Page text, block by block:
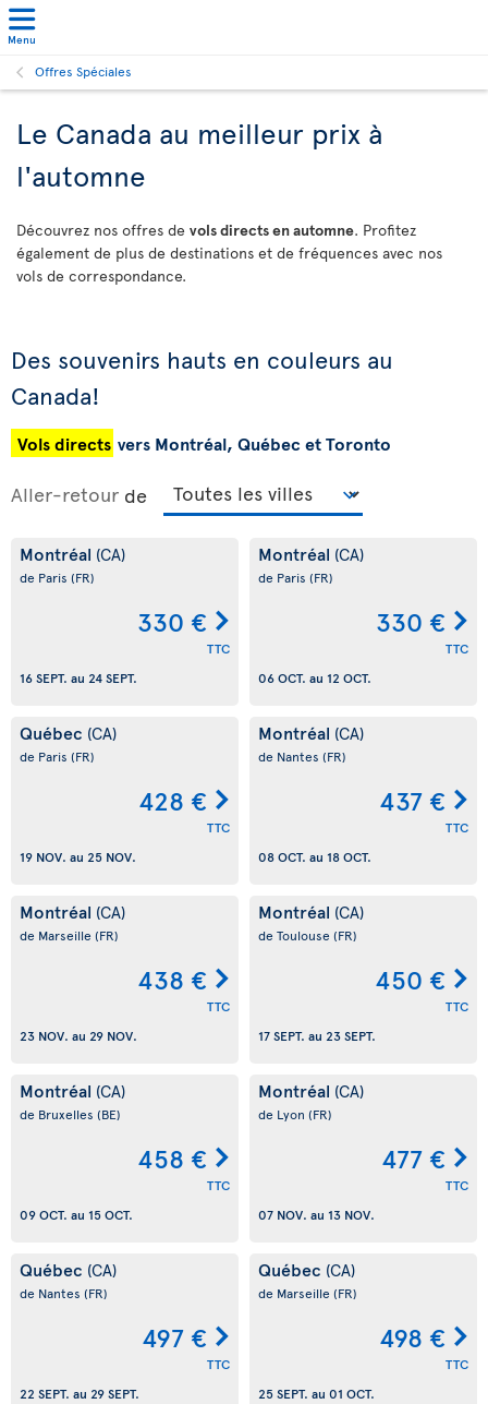
Menu
Offres Spéciales
Le Canada au meilleur prix à
l'automne
Découvrez nos offres de vols directs en automne. Profitez
également de plus de destinations et de fréquences avec nos
vols de correspondance.
Des souvenirs hauts en couleurs au
Canada!
Vols directs vers Montréal, Québec et Toronto
Aller-retour de
Montréal (CA)
de Paris (FR)
330 €
TTC
16 SEPT. au 24 SEPT.
Montréal (CA)
de Paris (FR)
330 €
TTC
06 OCT. au 12 OCT.
Québec (CA)
de Paris (FR)
428 €
TTC
19 NOV. au 25 NOV.
Montréal (CA)
de Nantes (FR)
437 €
TTC
08 OCT. au 18 OCT.
Montréal (CA)
de Marseille (FR)
438 €
TTC
23 NOV. au 29 NOV.
Montréal (CA)
de Toulouse (FR)
450 €
TTC
17 SEPT. au 23 SEPT.
Montréal (CA)
de Bruxelles (BE)
458 €
TTC
09 OCT. au 15 OCT.
Montréal (CA)
de Lyon (FR)
477 €
TTC
07 NOV. au 13 NOV.
Québec (CA)
de Nantes (FR)
497 €
TTC
22 SEPT. au 29 SEPT.
Québec (CA)
de Marseille (FR)
498 €
TTC
25 SEPT. au 01 OCT.